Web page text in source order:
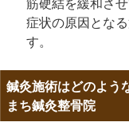
症状の原因とな
す。
鍼灸施術はどのよう
まち鍼灸整骨院